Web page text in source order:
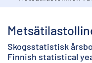
Skogsstatistisk
Finnish statistical